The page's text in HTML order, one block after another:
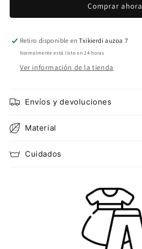
Comprar ahora
Retiro disponible enTxikierdi auzoa 7
Normalmente está listo en 24 horas
Ver información de la tienda
Envíos y devoluciones
Material
Cuidados